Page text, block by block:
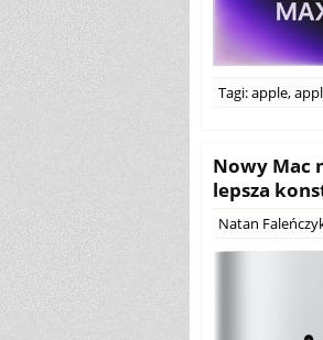
Tagi:apple,
Nowy Mac
lepsza
Natan